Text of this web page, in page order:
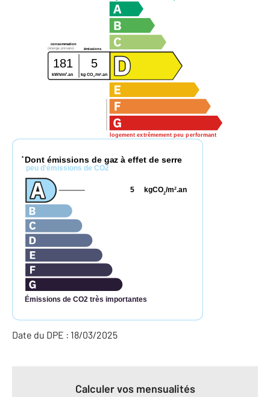
logement extrêmement peu performant
consommation
émissions
(énergie primaire)
181 5
kWh/m2.an kg CO2 /m2 .an
* Dont émissions de gaz à effet de serre
peu d'émissions de CO2
Émissions de CO2 très importantes
kgCO2/m2.an
5
Date du DPE : 18/03/2025
Calculer vos mensualités